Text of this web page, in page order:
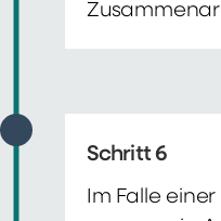
Schritt 6
Im Falle